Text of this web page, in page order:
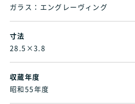
ガラス：エングレーヴィング
寸法
28.5×3.8
収蔵年度
昭和55年度